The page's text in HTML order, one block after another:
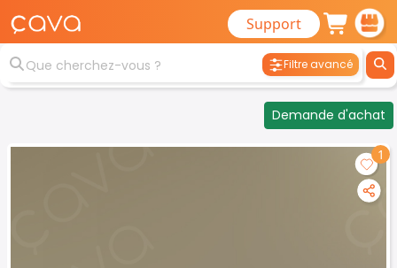
Support
Filtre avancé
Demande d'achat
1